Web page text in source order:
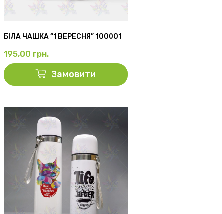
БІЛА ЧАШКА “1 ВЕРЕСНЯ” 100001
195,00 грн.
Замовити